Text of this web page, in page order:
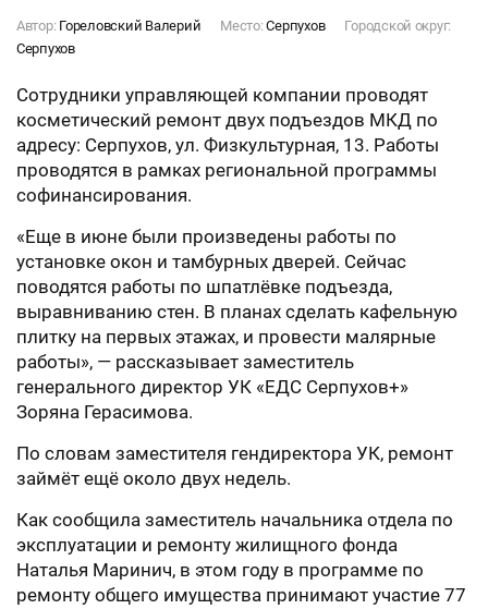
Автор: Гореловский Валерий Место:Серпухов
Городской округ:
Серпухов
Сотрудники управляющей компании проводят
косметический ремонт двух подъездов МКД по
адресу: Серпухов, ул. Физкультурная, 13. Работы
проводятся в рамках региональной программы
софинансирования.
«Еще в июне были произведены работы по
установке окон и тамбурных дверей. Сейчас
поводятся работы по шпатлёвке подъезда,
выравниванию стен. В планах сделать кафельную
плитку на первых этажах, и провести малярные
работы», — рассказывает заместитель
генерального директор УК «ЕДС Серпухов+»
Зоряна Герасимова.
По словам заместителя гендиректора УК, ремонт
займёт ещё около двух недель.
Как сообщила заместитель начальника отдела по
эксплуатации и ремонту жилищного фонда
Наталья Маринич, в этом году в программе по
ремонту общего имущества принимают участие 77